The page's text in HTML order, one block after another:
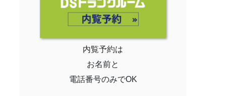
内覧予約は
お名前と
電話番号のみでOK